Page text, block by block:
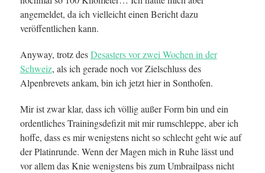
angemeldet, da ich vielleicht einen Bericht dazu
veröffentlichen kann.
Anyway, trotz desDesasters vor zwei Wochen in der
Schweiz, als ich gerade noch vor Zielschluss des
Alpenbrevets ankam, bin ich jetzt hier in Sonthofen.
Mir ist zwar klar, dass ich völlig außer Form bin und ein
ordentliches Trainingsdefizit mit mir rumschleppe, aber ich
hoffe, dass es mir wenigstens nicht so schlecht geht wie auf
der Platinrunde. Wenn der Magen mich in Ruhe lässt und
vor allem das Knie wenigstens bis zum Umbrailpass nicht